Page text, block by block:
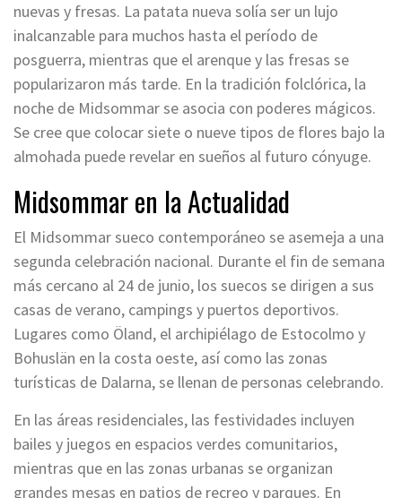
nuevas y fresas. La patata nueva solía ser un lujo
inalcanzable para muchos hasta el período de
posguerra, mientras que el arenque y las fresas se
popularizaron más tarde. En la tradición folclórica, la
noche de Midsommar se asocia con poderes mágicos.
Se cree que colocar siete o nueve tipos de flores bajo la
almohada puede revelar en sueños al futuro cónyuge.
Midsommar en la Actualidad
El Midsommar sueco contemporáneo se asemeja a una
segunda celebración nacional. Durante el fin de semana
más cercano al 24 de junio, los suecos se dirigen a sus
casas de verano, campings y puertos deportivos.
Lugares como Öland, el archipiélago de Estocolmo y
Bohuslän en la costa oeste, así como las zonas
turísticas de Dalarna, se llenan de personas celebrando.
En las áreas residenciales, las festividades incluyen
bailes y juegos en espacios verdes comunitarios,
mientras que en las zonas urbanas se organizan
grandes mesas en patios de recreo y parques. En